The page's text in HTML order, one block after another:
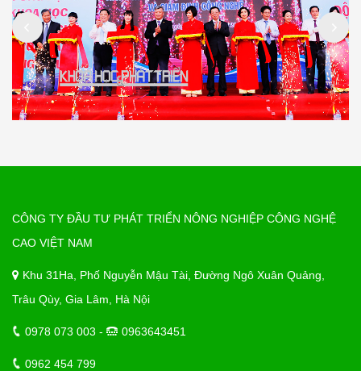
CÔNG TY ĐẦU TƯ PHÁT TRIỂN NÔNG NGHIỆP CÔNG NGHỆ
CAO VIỆT NAM
Khu 31Ha, Phố Nguyễn Mậu Tài, Đường Ngô Xuân Quảng,
Trâu Qùy, Gia Lâm, Hà Nội
0978 073 003 - 0963643451
0962 454 799